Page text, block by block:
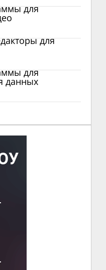
для
для
для
данных